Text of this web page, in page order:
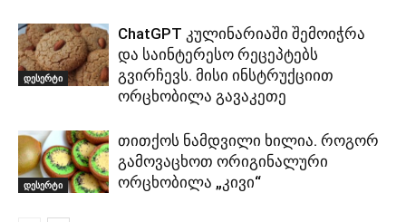
დესერტი
ChatGPT კულინარიაში შემოიჭრა
და საინტერესო რეცეპტებს
გვირჩევს. მისი ინსტრუქციით
ორცხობილა გავაკეთე
დესერტი
თითქოს ნამდვილი ხილია. როგორ
გამოვაცხოთ ორიგინალური
ორცხობილა „კივი“